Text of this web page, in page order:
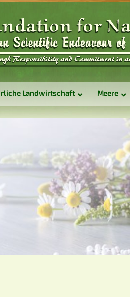
Landwirtschaft Meere